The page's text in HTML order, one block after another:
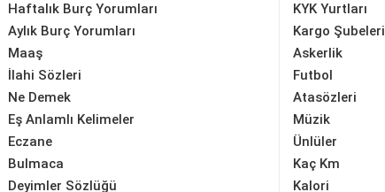
Haftalık Burç Yorumları
Aylık Burç Yorumları
Maaş
KYK Yurtları
Kargo Şubeleri
Askerlik
İlahi Sözleri
Ne Demek
Eş Anlamlı Kelimeler
Eczane
Bulmaca
Deyimler Sözlüğü
Futbol
Atasözleri
Müzik
Ünlüler
Kaç Km
Kalori